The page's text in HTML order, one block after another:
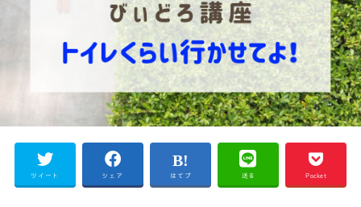
ツイート シェア はてブ 送る Pocket